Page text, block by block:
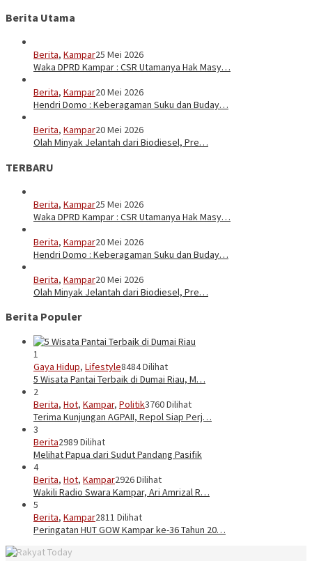
Berita Utama
Berita, Kampar25 Mei 2026
Waka DPRD Kampar : CSR Utamanya Hak Masy…
Berita, Kampar20 Mei 2026
Hendri Domo : Keberagaman Suku dan Buday…
Berita, Kampar20 Mei 2026
Olah Minyak Jelantah dari Biodiesel, Pre…
TERBARU
Berita, Kampar25 Mei 2026
Waka DPRD Kampar : CSR Utamanya Hak Masy…
Berita, Kampar20 Mei 2026
Hendri Domo : Keberagaman Suku dan Buday…
Berita, Kampar20 Mei 2026
Olah Minyak Jelantah dari Biodiesel, Pre…
Berita Populer
1
Gaya Hidup, Lifestyle8484 Dilihat
5 Wisata Pantai Terbaik di Dumai Riau, M…
2
Berita, Hot, Kampar, Politik3760 Dilihat
Terima Kunjungan AGPAII, Repol Siap Perj…
3
Berita2989 Dilihat
Melihat Papua dari Sudut Pandang Pasifik
4
Berita, Hot, Kampar2926 Dilihat
Wakili Radio Swara Kampar, Ari Amrizal R…
5
Berita, Kampar2811 Dilihat
Peringatan HUT GOW Kampar ke-36 Tahun 20…